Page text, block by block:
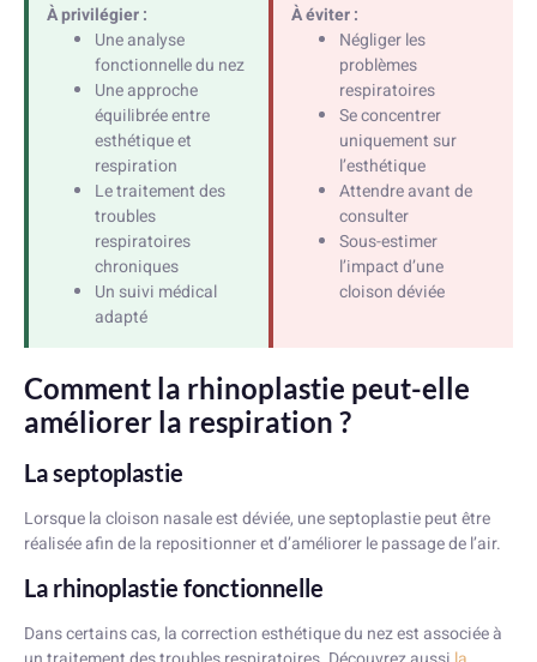
À privilégier :
Une analyse
fonctionnelle du nez
Une approche
équilibrée entre
esthétique et
respiration
Le traitement des
troubles
respiratoires
chroniques
Un suivi médical
adapté
À éviter :
Négliger les
problèmes
respiratoires
Se concentrer
uniquement sur
l’esthétique
Attendre avant de
consulter
Sous-estimer
l’impact d’une
cloison déviée
Comment la rhinoplastie peut-elle
améliorer la respiration ?
La septoplastie
Lorsque la cloison nasale est déviée, une septoplastie peut être
réalisée afin de la repositionner et d’améliorer le passage de l’air.
La rhinoplastie fonctionnelle
Dans certains cas, la correction esthétique du nez est associée à